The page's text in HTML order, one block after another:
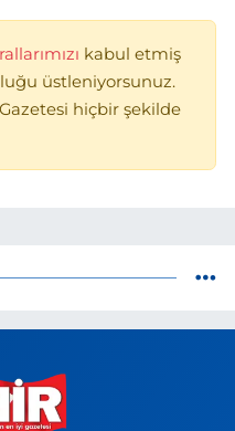
kabul etmiş
üstleniyorsunuz.
hiçbir şekilde